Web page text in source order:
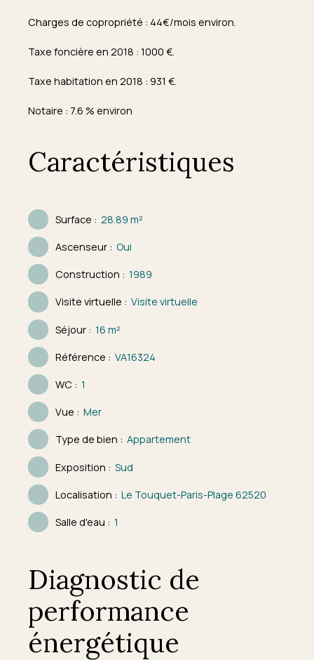
Charges de copropriété : 44€/mois environ.
Taxe foncière en 2018 : 1000 €.
Taxe habitation en 2018 : 931 €.
Notaire : 7.6 % environ
Caractéristiques
Surface : 28.89m²
Ascenseur : Oui
Construction : 1989
Visite virtuelle : Visite virtuelle
Séjour : 16m²
Référence : VA16324
WC : 1
Vue : Mer
Type de bien : Appartement
Exposition : Sud
Localisation : Le Touquet-Paris-Plage 62520
Salle d'eau : 1
Diagnostic de
performance
énergétique